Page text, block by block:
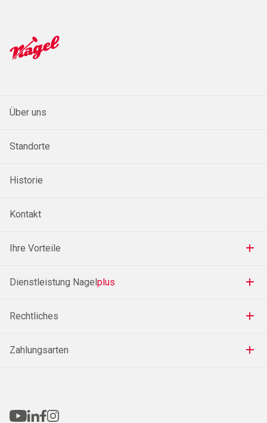
Über uns
Standorte
Historie
Kontakt
Ihre Vorteile
Dienstleistung Nagelplus
Rechtliches
Zahlungsarten